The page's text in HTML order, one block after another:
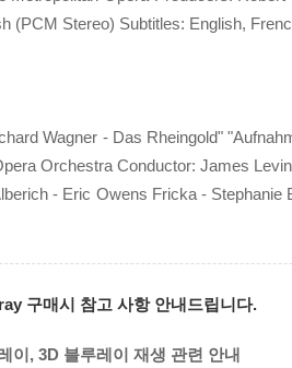
(PCM Stereo) Subtitles: English,
Wagner - Das Rheingold"
Orchestra Conductor: James
- Eric Owens Fricka -
구매시 참고 사항 안내드립니다.
이, 3D 블루레이 재생 관련 안내